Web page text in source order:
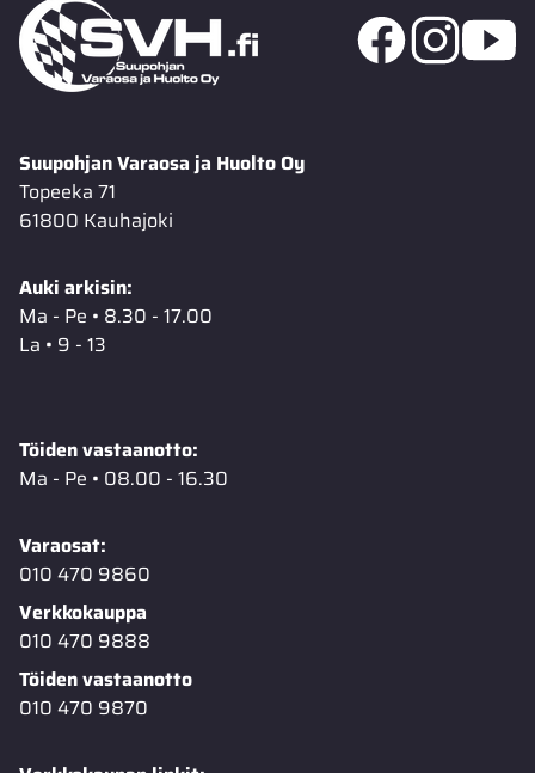
Suupohjan Varaosa ja Huolto Oy
Topeeka 71
61800 Kauhajoki
Auki arkisin:
Ma - Pe • 8.30 - 17.00
La • 9 - 13
Töiden vastaanotto:
Ma - Pe • 08.00 - 16.30
Varaosat:
010 470 9860
Verkkokauppa
010 470 9888
Töiden vastaanotto
010 470 9870